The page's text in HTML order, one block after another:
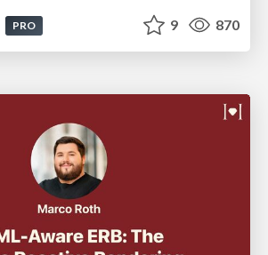
PRO 9 870